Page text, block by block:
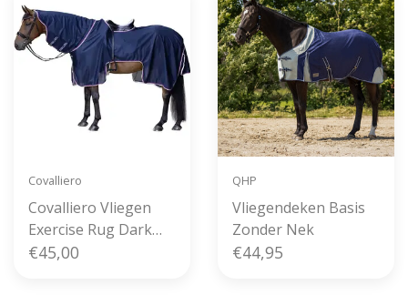
Covalliero
Covalliero Vliegen
Exercise Rug Dark
Navy
€45,00
QHP
Vliegendeken Basis
Zonder Nek
€44,95